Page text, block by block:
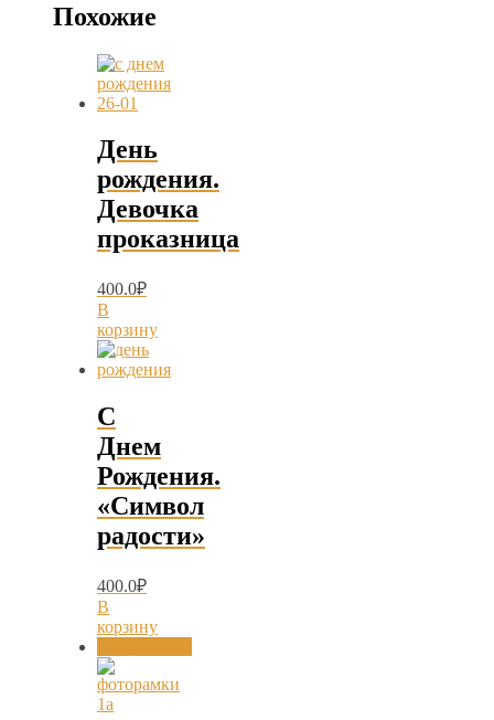
Похожие
День
рождения.
Девочка
проказница
400.0₽
В
корзину
С
Днем
Рождения.
«Символ
радости»
400.0₽
В
корзину